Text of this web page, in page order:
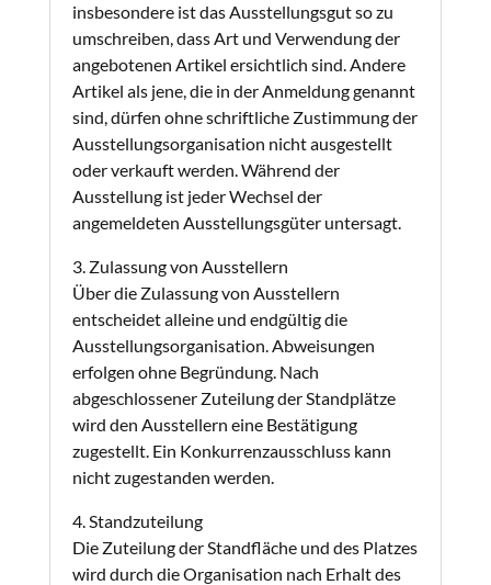
insbesondere ist das Ausstellungsgut so zu
umschreiben, dass Art und Verwendung der
angebotenen Artikel ersichtlich sind. Andere
Artikel als jene, die in der Anmeldung genannt
sind, dürfen ohne schriftliche Zustimmung der
Ausstellungsorganisation nicht ausgestellt
oder verkauft werden. Während der
Ausstellung ist jeder Wechsel der
angemeldeten Ausstellungsgüter untersagt.
3. Zulassung von Ausstellern
Über die Zulassung von Ausstellern
entscheidet alleine und endgültig die
Ausstellungsorganisation. Abweisungen
erfolgen ohne Begründung. Nach
abgeschlossener Zuteilung der Standplätze
wird den Ausstellern eine Bestätigung
zugestellt. Ein Konkurrenzausschluss kann
nicht zugestanden werden.
4. Standzuteilung
Die Zuteilung der Standfläche und des Platzes
wird durch die Organisation nach Erhalt des